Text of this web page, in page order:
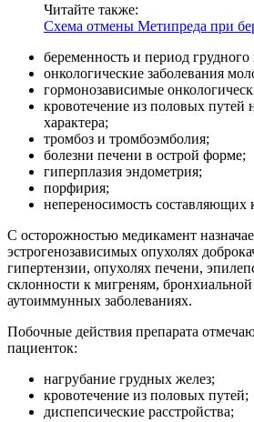
Читайте также:
Схема отмены Метипреда при
беременность и период
онкологические заболевания
гормонозависимые
кровотечение из половых путей
характера;
тромбоз и тромбоэмболия;
болезни печени в острой форме;
гиперплазия эндометрия;
порфирия;
непереносимость составляющих
С осторожностью медикамент
эстрогенозависимых опухолях
гипертензии, опухолях печени,
склонности к мигреням,
аутоиммунных заболеваниях.
Побочные действия препарата
пациенток:
нагрубание грудных желез;
кровотечение из половых путей;
диспепсические расстройства;